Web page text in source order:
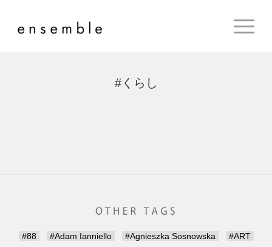
#くらし
#88 #Adam Ianniello #Agnieszka Sosnowska
#ART